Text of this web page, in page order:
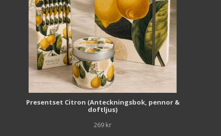
Presentset Citron (Anteckningsbok, pennor &
doftljus)
269 kr